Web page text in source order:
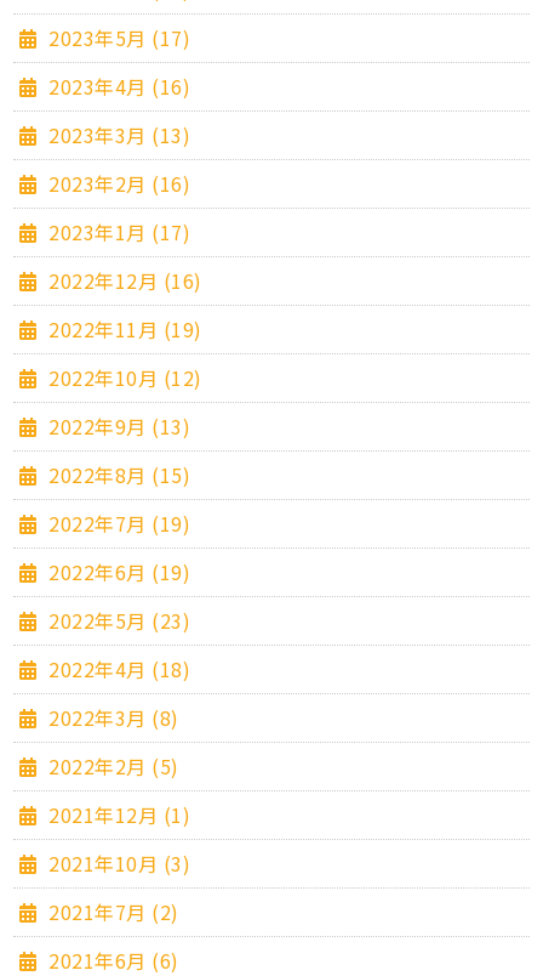
2023年5月 (17)
2023年4月 (16)
2023年3月 (13)
2023年2月 (16)
2023年1月 (17)
2022年12月 (16)
2022年11月 (19)
2022年10月 (12)
2022年9月 (13)
2022年8月 (15)
2022年7月 (19)
2022年6月 (19)
2022年5月 (23)
2022年4月 (18)
2022年3月 (8)
2022年2月 (5)
2021年12月 (1)
2021年10月 (3)
2021年7月 (2)
2021年6月 (6)